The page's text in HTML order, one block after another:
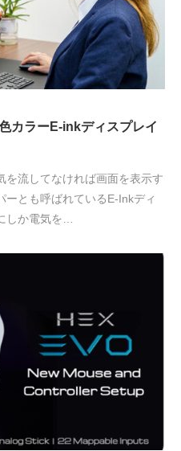
カラーE-inkディスプレイ
を流してなければ画面を表示す
ーとも呼ばれているE-Inkディ
しか電気を…